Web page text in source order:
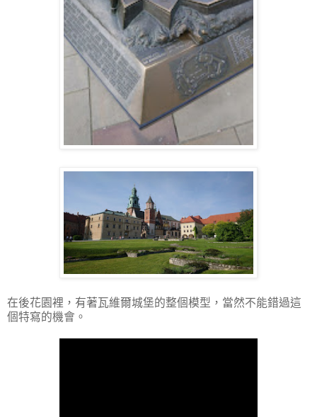
在後花園裡，有著瓦維爾城堡的整個模型，當然不能錯過這
個特寫的機會。